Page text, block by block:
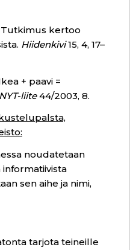
Tutkimus kertoo
Hiidenkivi15, 4, 17–
+ paavi =
liite44/2003, 8.
noudatetaan
sen aihe ja nimi,
tarjota teineille